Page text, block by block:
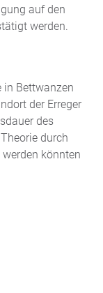
auf den
werden.
in Bettwanzen
der Erreger
des
durch
könnten